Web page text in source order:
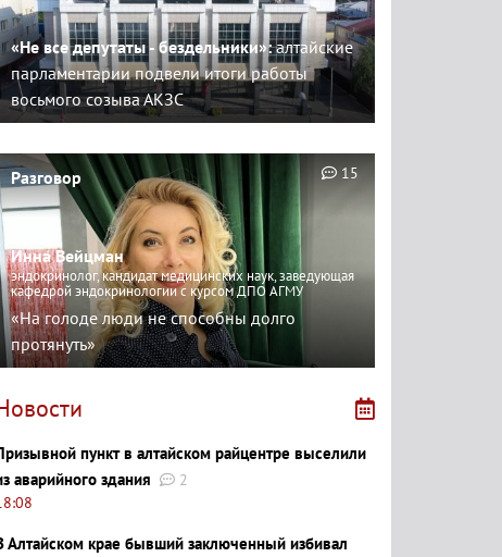
«Не все депутаты - бездельники»:алтайские
парламентарии подвели итоги работы
восьмого созыва АКЗС
Разговор
Инна Вейцман
эндокринолог, кандидат медицинских наук, заведующая
кафедрой эндокринологии с курсом ДПО АГМУ
«На голоде люди не способны долго
протянуть»
15
пункт в алтайском райцентре выселили
аварийного здания
2
Алтайском крае бывший заключенный избивал